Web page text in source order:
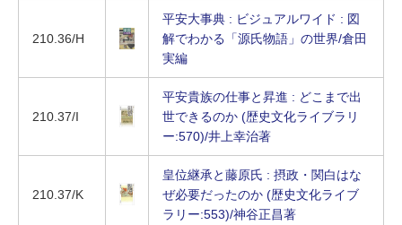
210.36/H
平安大事典 : ビジュアルワイド : 図
解でわかる「源氏物語」の世界/倉田
実編
210.37/I
平安貴族の仕事と昇進 : どこまで出
世できるのか (歴史文化ライブラリ
ー:570)/井上幸治著
210.37/K
皇位継承と藤原氏 : 摂政・関白はな
ぜ必要だったのか (歴史文化ライブ
ラリー:553)/神谷正昌著